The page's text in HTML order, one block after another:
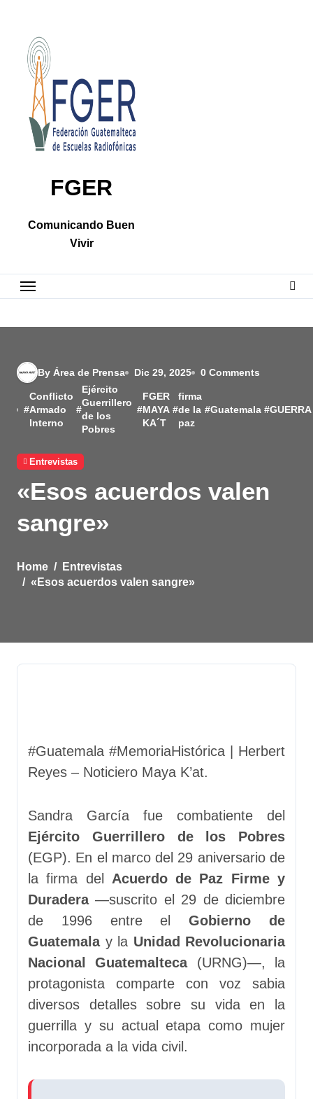
content
FGER
Comunicando Buen
Vivir
By Área de Prensa Dic 29, 2025 0 Comments
#
Conflicto
Armado
Interno
#
Ejército
Guerrillero
de los
Pobres
#
FGER
MAYA
KA´T
#
firma
de la
paz
#Guatemala #GUERRA
Entrevistas
«Esos acuerdos valen
sangre»
Home
Entrevistas
«Esos acuerdos valen sangre»
#Guatemala #MemoriaHistórica | Herbert
Reyes – Noticiero Maya K’at.
Sandra García fue combatiente del
Ejército Guerrillero de los Pobres
(EGP). En el marco del 29 aniversario de
la firma del Acuerdo de Paz Firme y
Duradera—suscrito el 29 de diciembre
de 1996 entre elGobierno de
Guatemalay la Unidad Revolucionaria
Nacional Guatemalteca(URNG)—, la
protagonista comparte con voz sabia
diversos detalles sobre su vida en la
guerrilla y su actual etapa como mujer
incorporada a la vida civil.